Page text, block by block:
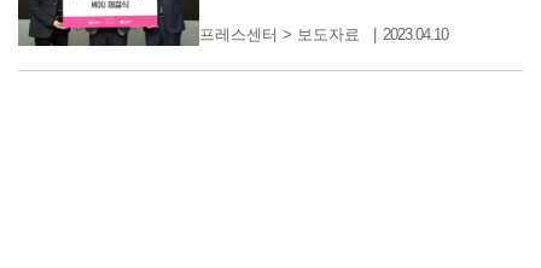
프레스센터 > 보도자료 2023.04.10